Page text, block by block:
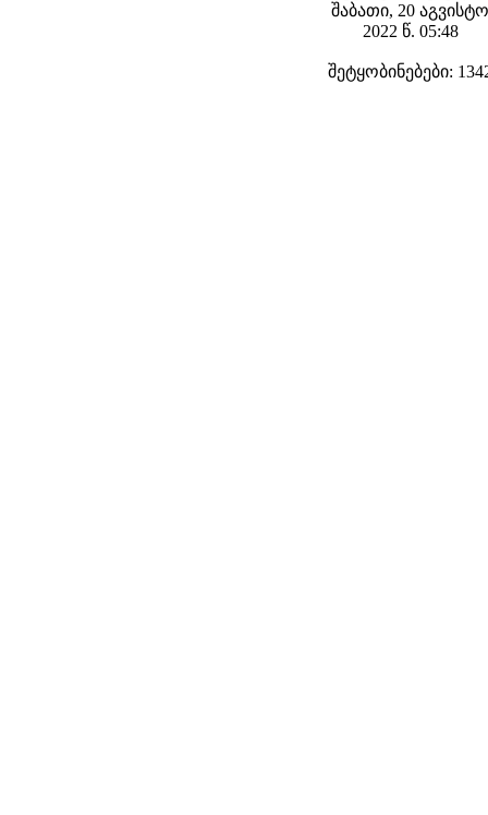
შაბათი, 20 აგვისტო
2022 წ. 05:48
შეტყობინებები: